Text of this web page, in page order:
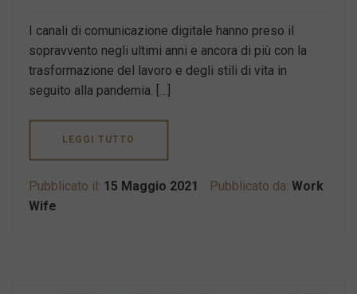
I canali di comunicazione digitale hanno preso il
sopravvento negli ultimi anni e ancora di più con la
trasformazione del lavoro e degli stili di vita in
seguito alla pandemia. […]
LEGGI TUTTO
Pubblicato il: 15 Maggio 2021 Pubblicato da: Work
Wife